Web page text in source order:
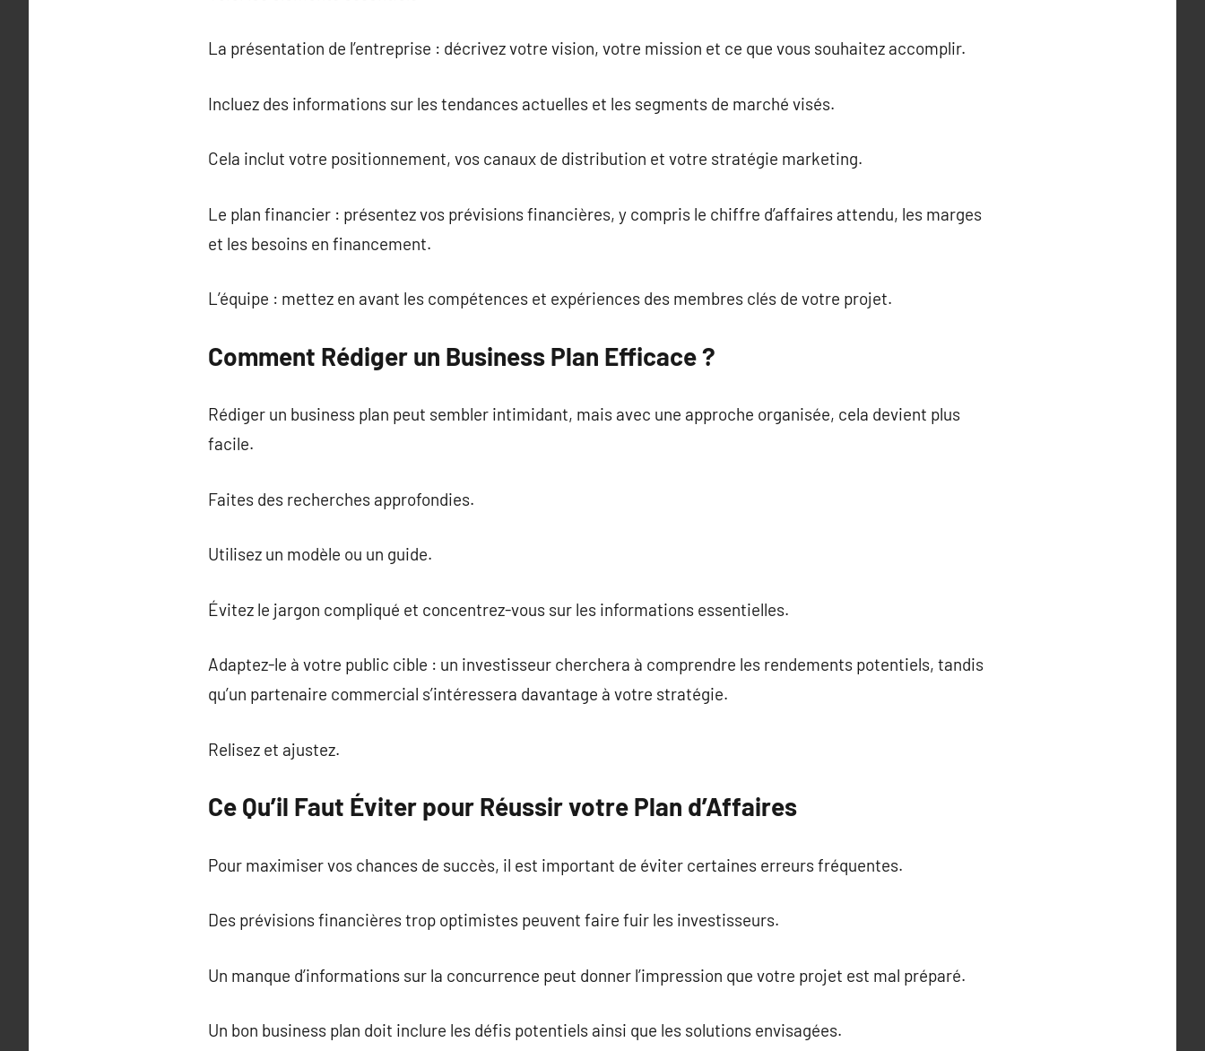
La présentation de l’entreprise : décrivez votre vision, votre mission et ce que vous souhaitez accomplir.
Incluez des informations sur les tendances actuelles et les segments de marché visés.
Cela inclut votre positionnement, vos canaux de distribution et votre stratégie marketing.
Le plan financier : présentez vos prévisions financières, y compris le chiffre d’affaires attendu, les marges
et les besoins en financement.
L’équipe : mettez en avant les compétences et expériences des membres clés de votre projet.
Comment Rédiger un Business Plan Efficace ?
Rédiger un business plan peut sembler intimidant, mais avec une approche organisée, cela devient plus
facile.
Faites des recherches approfondies.
Utilisez un modèle ou un guide.
Évitez le jargon compliqué et concentrez-vous sur les informations essentielles.
Adaptez-le à votre public cible : un investisseur cherchera à comprendre les rendements potentiels, tandis
qu’un partenaire commercial s’intéressera davantage à votre stratégie.
Relisez et ajustez.
Ce Qu’il Faut Éviter pour Réussir votre Plan d’Affaires
Pour maximiser vos chances de succès, il est important de éviter certaines erreurs fréquentes.
Des prévisions financières trop optimistes peuvent faire fuir les investisseurs.
Un manque d’informations sur la concurrence peut donner l’impression que votre projet est mal préparé.
Un bon business plan doit inclure les défis potentiels ainsi que les solutions envisagées.